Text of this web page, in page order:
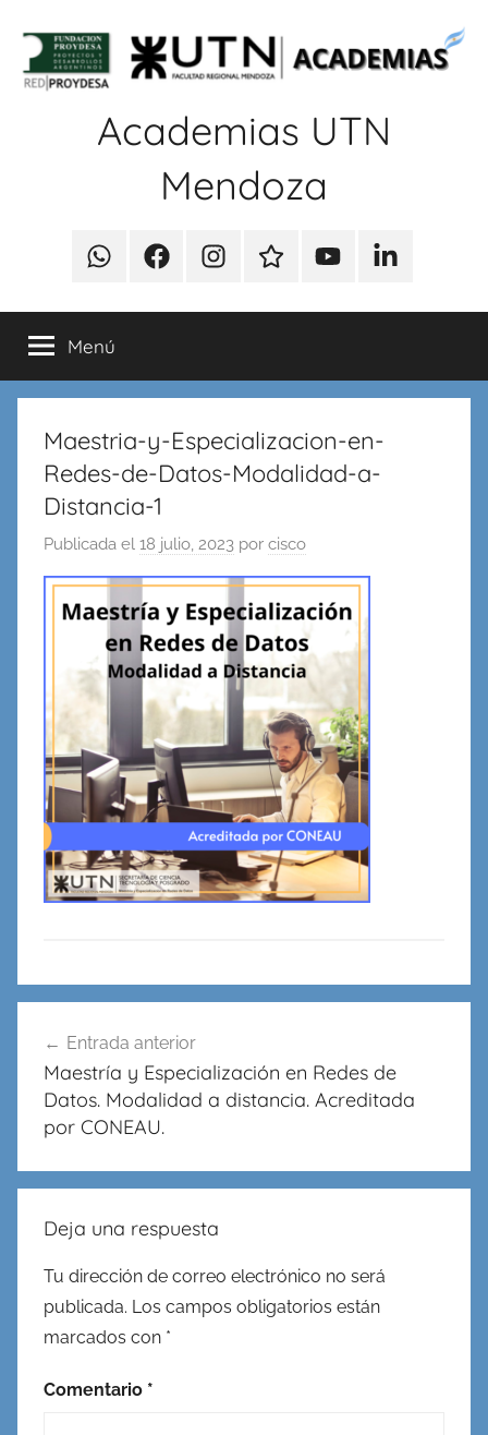
contenido
Academias UTN
Mendoza
Redes,
Programación,
Datos,
Seguridad
Redes,
Virtualidad
WhatsAppFaccebookInstagramContactoYoutubeLinkedin
Menú
Maestria-y-Especializacion-en-
Redes-de-Datos-Modalidad-a-
Distancia-1
Publicada el 18 julio, 2023 por cisco
de
entradas
Entrada anterior
Maestría y Especialización en Redes de
Datos. Modalidad a distancia. Acreditada
por CONEAU.
Deja una respuesta
Tu dirección de correo electrónico no será
publicada. Los campos obligatorios están
marcados con *
Comentario *